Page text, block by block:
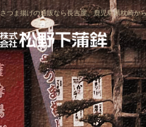
さつま揚げの通販なら長吉屋。鹿児島県枕崎か